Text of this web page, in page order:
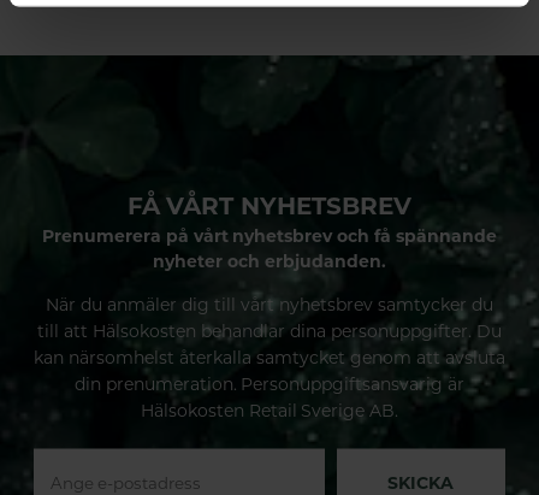
FÅ VÅRT NYHETSBREV
Prenumerera på vårt nyhetsbrev och få spännande
nyheter och erbjudanden.
När du anmäler dig till vårt nyhetsbrev samtycker du
till att Hälsokosten behandlar dina personuppgifter. Du
kan närsomhelst återkalla samtycket genom att avsluta
din prenumeration. Personuppgiftsansvarig är
Hälsokosten Retail Sverige AB.
SKICKA